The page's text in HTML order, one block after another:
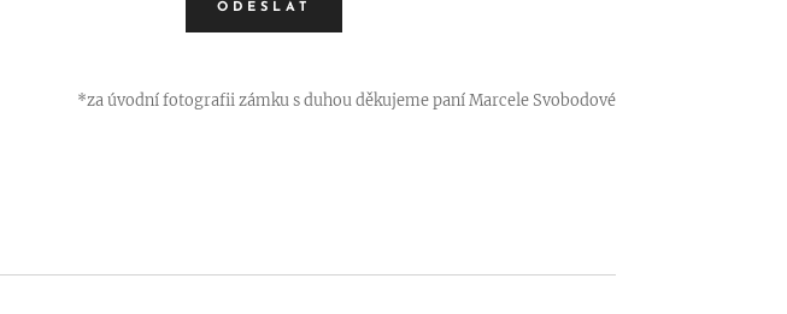
ODESLAT
*za úvodní fotografii zámku s duhou děkujeme paní Marcele Svobodové